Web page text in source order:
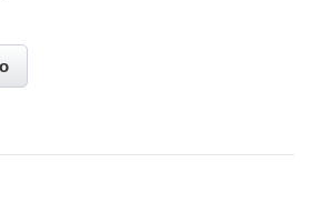
familiar